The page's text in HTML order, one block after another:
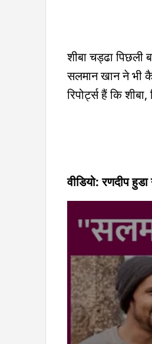
शीबा चड्ढा पिछली
सलमान खान ने भी
रिपोर्ट्स हैं कि
वीडियो: रणदीप